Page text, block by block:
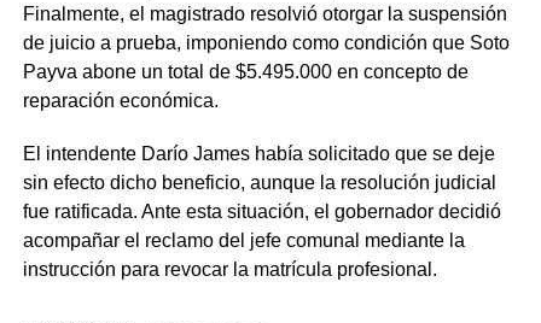
Finalmente, el magistrado resolvió otorgar la suspensión
de juicio a prueba, imponiendo como condición que Soto
Payva abone un total de $5.495.000 en concepto de
reparación económica.
El intendente Darío James había solicitado que se deje
sin efecto dicho beneficio, aunque la resolución judicial
fue ratificada. Ante esta situación, el gobernador decidió
acompañar el reclamo del jefe comunal mediante la
instrucción para revocar la matrícula profesional.